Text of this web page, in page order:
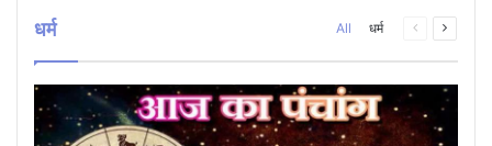
धर्म All धर्म
Previous
Next